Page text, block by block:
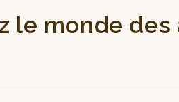
le monde